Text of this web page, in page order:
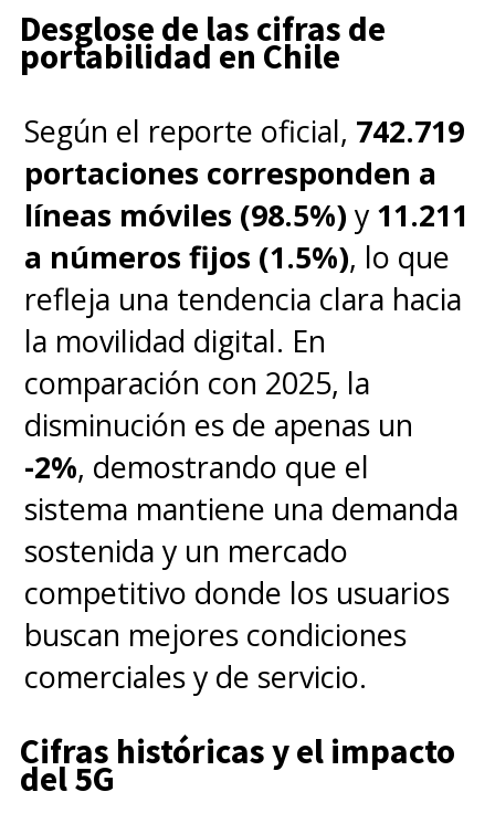
Desglose de las cifras de
portabilidad en Chile
Según el reporte oficial, 742.719
portaciones corresponden a
líneas móviles (98.5%) y 11.211
a números fijos (1.5%), lo que
refleja una tendencia clara hacia
la movilidad digital. En
comparación con 2025, la
disminución es de apenas un
-2%, demostrando que el
sistema mantiene una demanda
sostenida y un mercado
competitivo donde los usuarios
buscan mejores condiciones
comerciales y de servicio.
Cifras históricas y el impacto
del 5G